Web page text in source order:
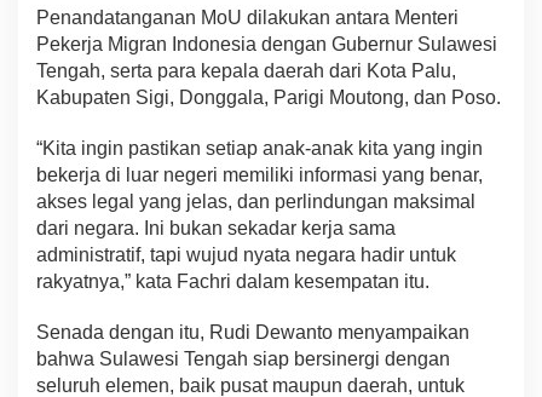
Penandatanganan MoU dilakukan antara Menteri
Pekerja Migran Indonesia dengan Gubernur Sulawesi
Tengah, serta para kepala daerah dari Kota Palu,
Kabupaten Sigi, Donggala, Parigi Moutong, dan Poso.
“Kita ingin pastikan setiap anak-anak kita yang ingin
bekerja di luar negeri memiliki informasi yang benar,
akses legal yang jelas, dan perlindungan maksimal
dari negara. Ini bukan sekadar kerja sama
administratif, tapi wujud nyata negara hadir untuk
rakyatnya,” kata Fachri dalam kesempatan itu.
Senada dengan itu, Rudi Dewanto menyampaikan
bahwa Sulawesi Tengah siap bersinergi dengan
seluruh elemen, baik pusat maupun daerah, untuk